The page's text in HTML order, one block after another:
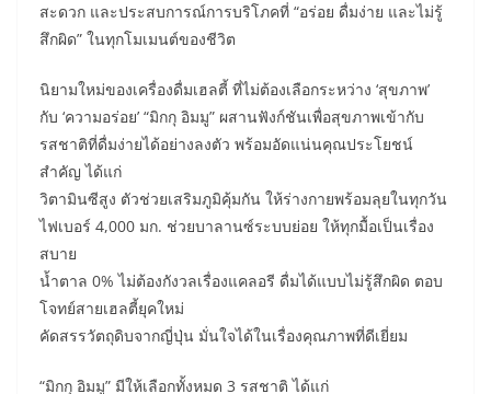
สะดวก และประสบการณ์การบริโภคที่ “อร่อย ดื่มง่าย และไม่รู้
สึกผิด” ในทุกโมเมนต์ของชีวิต
นิยามใหม่ของเครื่องดื่มเฮลตี้ ที่ไม่ต้องเลือกระหว่าง ‘สุขภาพ’
กับ ‘ความอร่อย’ “มิกกุ อิมมู” ผสานฟังก์ชันเพื่อสุขภาพเข้ากับ
รสชาติที่ดื่มง่ายได้อย่างลงตัว พร้อมอัดแน่นคุณประโยชน์
สำคัญ ได้แก่
วิตามินซีสูง ตัวช่วยเสริมภูมิคุ้มกัน ให้ร่างกายพร้อมลุยในทุกวัน
ไฟเบอร์ 4,000 มก. ช่วยบาลานซ์ระบบย่อย ให้ทุกมื้อเป็นเรื่อง
สบาย
น้ำตาล 0% ไม่ต้องกังวลเรื่องแคลอรี ดื่มได้แบบไม่รู้สึกผิด ตอบ
โจทย์สายเฮลตี้ยุคใหม่
คัดสรรวัตถุดิบจากญี่ปุ่น มั่นใจได้ในเรื่องคุณภาพที่ดีเยี่ยม
“มิกกุ อิมมู” มีให้เลือกทั้งหมด 3 รสชาติ ได้แก่